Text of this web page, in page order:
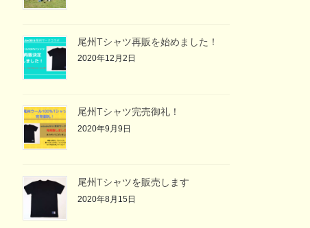
尾州Tシャツ再販を始めました！
2020年12月2日
尾州Tシャツ完売御礼！
2020年9月9日
尾州Tシャツを販売します
2020年8月15日